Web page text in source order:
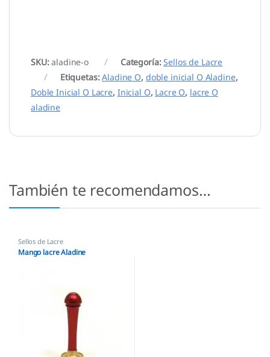
SKU:aladine-o Categoría:Sellos de Lacre
Etiquetas:Aladine O, doble inicial O Aladine,
Doble Inicial O Lacre, Inicial O, Lacre O, lacre O
aladine
También te recomendamos…
Sellos de Lacre
Mango lacre Aladine